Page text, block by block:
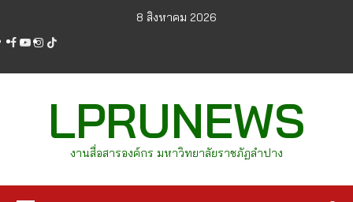
content
8 สิงหาคม 2026
facebook
youtube
instagram
tiktok
LPRUNEWS
งานสื่อสารองค์กร มหาวิทยาลัยราชภัฏลำปาง